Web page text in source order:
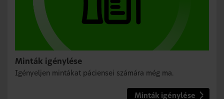
Minták igénylése
Igényeljen mintákat páciensei számára még ma.
Minták igénylése